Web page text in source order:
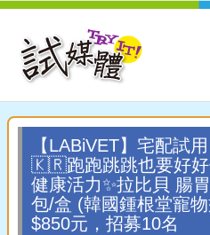
【LABiVET】宅配試
🇰🇷跑跑跳跳也要好好
健康活力✨拉比貝 腸
包/盒 (韓國鍾根堂寵
$850元，招募10名